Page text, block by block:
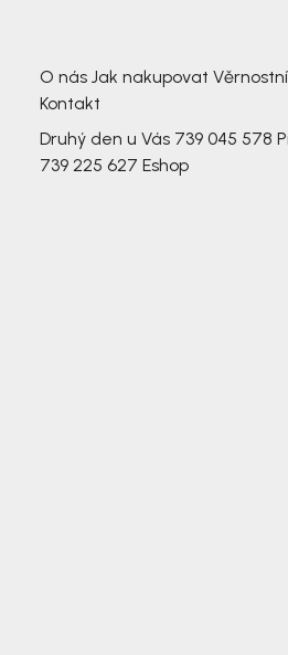
O nás Jak nakupovat
Kontakt
Druhý den u Vás 739 045 578
739 225 627 Eshop